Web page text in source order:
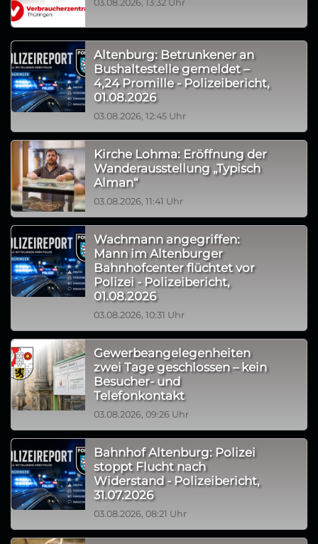
03.08.2026, 13:32 Uhr
Altenburg: Betrunkener an
Bushaltestelle gemeldet –
4,24 Promille - Polizeibericht,
01.08.2026
03.08.2026, 12:45 Uhr
Kirche Lohma: Eröffnung der
Wanderausstellung „Typisch
Alman“
03.08.2026, 11:41 Uhr
Wachmann angegriffen:
Mann im Altenburger
Bahnhofcenter flüchtet vor
Polizei - Polizeibericht,
01.08.2026
03.08.2026, 10:31 Uhr
Gewerbeangelegenheiten
zwei Tage geschlossen – kein
Besucher- und
Telefonkontakt
03.08.2026, 09:26 Uhr
Bahnhof Altenburg: Polizei
stoppt Flucht nach
Widerstand - Polizeibericht,
31.07.2026
03.08.2026, 08:21 Uhr